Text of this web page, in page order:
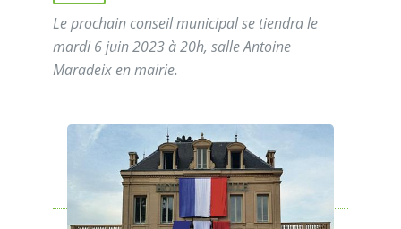
Le prochain conseil municipal se tiendra le
mardi 6 juin 2023 à 20h, salle Antoine
Maradeix en mairie.